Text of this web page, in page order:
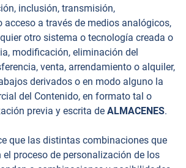
inclusión, transmisión,
acceso a través de medios analógicos,
otro sistema o tecnología creada o
modificación, eliminación del
venta, arrendamiento o alquiler,
derivados o en modo alguno la
del Contenido, en formato tal o
previa y escrita de ALMACENES.
que las distintas combinaciones que
el proceso de personalización de los